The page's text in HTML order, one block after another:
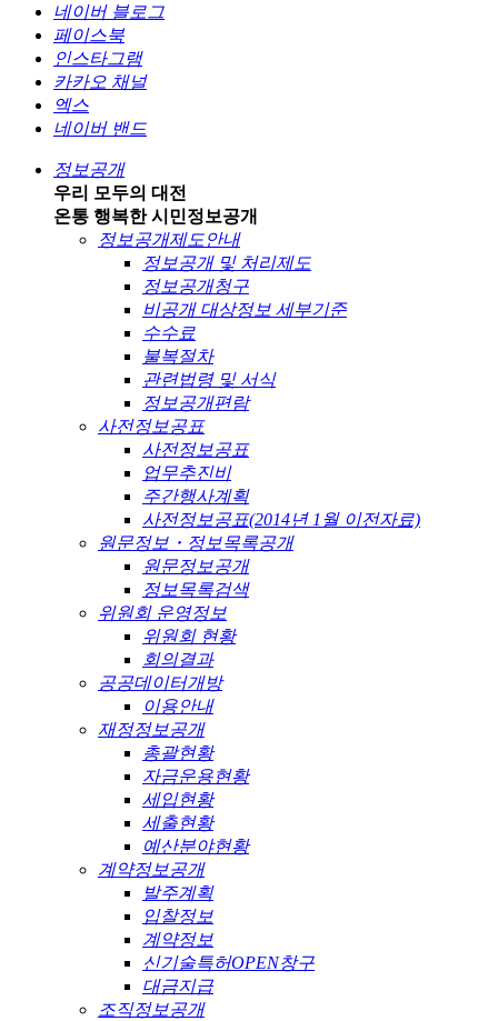
네이버 블로그
페이스북
인스타그램
카카오 채널
엑스
네이버 밴드
정보공개
우리 모두의 대전
온통 행복한 시민정보공개
정보공개제도안내
정보공개 및 처리제도
정보공개청구
비공개 대상정보 세부기준
수수료
불복절차
관련법령 및 서식
정보공개편람
사전정보공표
사전정보공표
업무추진비
주간행사계획
사전정보공표(2014년 1월 이전자료)
원문정보・정보목록공개
원문정보공개
정보목록검색
위원회 운영정보
위원회 현황
회의결과
공공데이터개방
이용안내
재정정보공개
총괄현황
자금운용현황
세입현황
세출현황
예산분야현황
계약정보공개
발주계획
입찰정보
계약정보
신기술특허OPEN창구
대금지급
조직정보공개